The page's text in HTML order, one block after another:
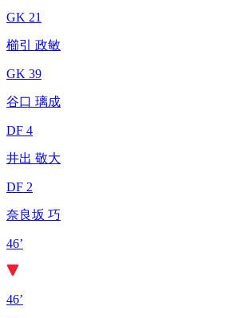
GK 21
櫛引 政敏
GK 39
谷口 璃成
DF 4
井出 敬大
DF 2
奈良坂 巧
46’
46’